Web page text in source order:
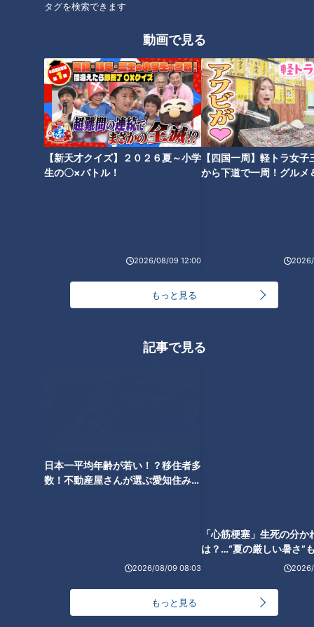
タグを検索できます
動画で見る
【新天才クイズ】２０２６夏～小学
生の〇×バトル！
2026/08/09 12:00
【四国一周】軽トラ女子
から下道で一周！グルメ
もっと見る
記事で見る
日本一平均年齢が若い！？移住者多
数！不動産屋さんが選ぶ愛知住みた
2026/08/09 08:03
もっと見る
「コーナン」のDIY用品で“手す
り”を簡単に自作！？防災グッズ
から時短アイテムまで、 人気の
DIYアイテムを徹底紹介！
超！簡単“100均DIY”を人気ユー
チューバーが伝授！アイデア次
第で使い方は無限大！日々の掃
除や家事がラクになる！
上！？愛知県のローカルスーパ